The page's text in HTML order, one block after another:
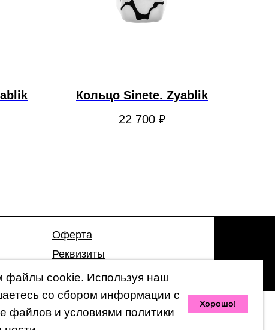
файлы cookie. Используя наш
со сбором информации с
файлов и условиями политики
Хорошо!
Кольцо Sinete. Zyablik
22 700 ₽
© 2026 by 47 Store
Оферта
Реквизиты
Гарантия